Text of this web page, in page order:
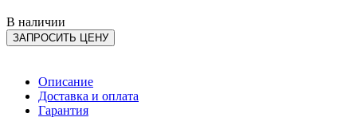
В наличии
ЗАПРОСИТЬ ЦЕНУ
Описание
Доставка и оплата
Гарантия